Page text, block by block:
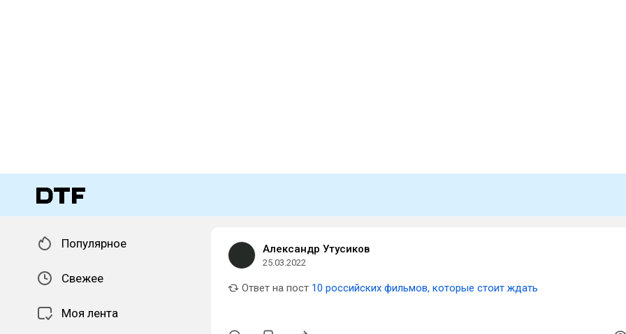
Популярное
Свежее
Моя лента
Александр Утусиков
25.03.2022
Ответ на пост 10 российских фильмов, которые стоит ждать